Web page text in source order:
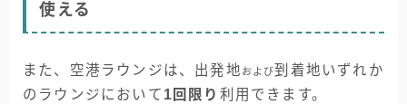
使える
また、空港ラウンジは、出発地 および到着地いずれか
のラウンジにおいて 1回限り 利用できます。